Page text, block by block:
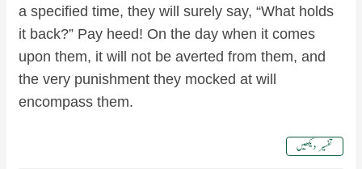
a specified time, they will surely say, “What holds
it back?” Pay heed! On the day when it comes
upon them, it will not be averted from them, and
the very punishment they mocked at will
encompass them.
تفسیر دیکھیں